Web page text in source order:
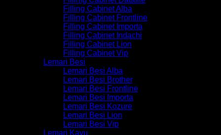
Filling Cabinet Alba
Filling Cabinet Frontline
Filling Cabinet Importa
Filling Cabinet Indachi
Filling Cabinet Lion
Filling Cabinet Vip
Lemari Besi
Lemari Besi Alba
Lemari Besi Brother
Lemari Besi Frontline
Lemari Besi Importa
Lemari Besi Kozure
Lemari Besi Lion
Lemari Besi Vip
Lemari Kayu